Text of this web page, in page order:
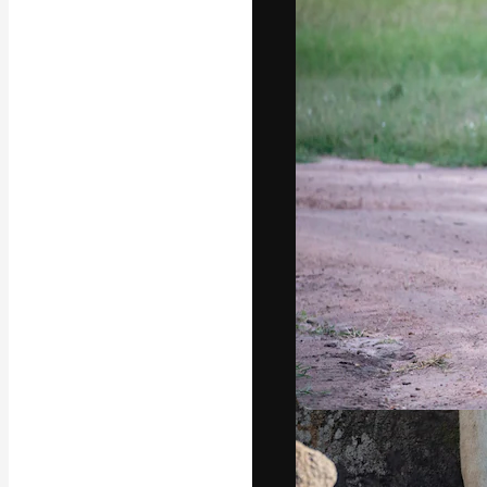
La
migliori lavori.
creativi,
Italiano
Copyright © 2010-